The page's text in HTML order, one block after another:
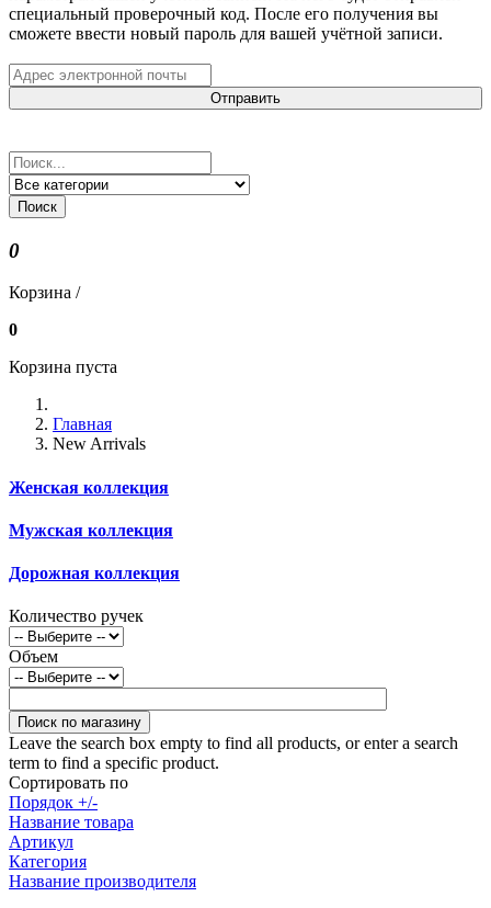
специальный проверочный код. После его получения вы
сможете ввести новый пароль для вашей учётной записи.
Отправить
Поиск
0
Корзина /
0
Корзина пуста
Главная
New Arrivals
Женская коллекция
Мужская коллекция
Дорожная коллекция
Количество ручек
Объем
Leave the search box empty to find all products, or enter a search
term to find a specific product.
Сортировать по
Порядок +/-
Название товара
Артикул
Категория
Название производителя